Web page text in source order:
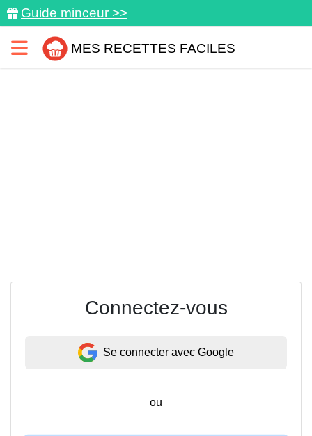
Guide minceur >>
MES RECETTES FACILES
Connectez-vous
Se connecter avec Google
ou